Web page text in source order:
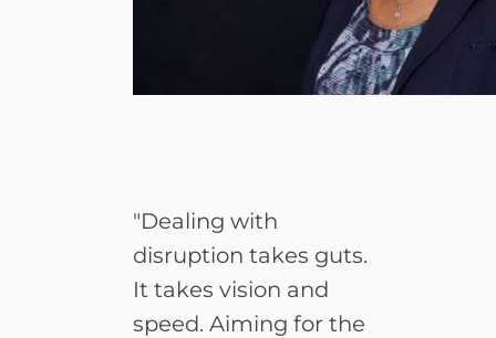
"Dealing with
disruption takes guts.
It takes vision and
speed. Aiming for the